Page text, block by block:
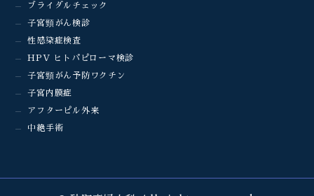
ブライダルチェック
子宮頸がん検診
性感染症検査
HPV ヒトパピローマ検診
子宮頸がん予防ワクチン
子宮内膜症
アフターピル外来
中絶手術